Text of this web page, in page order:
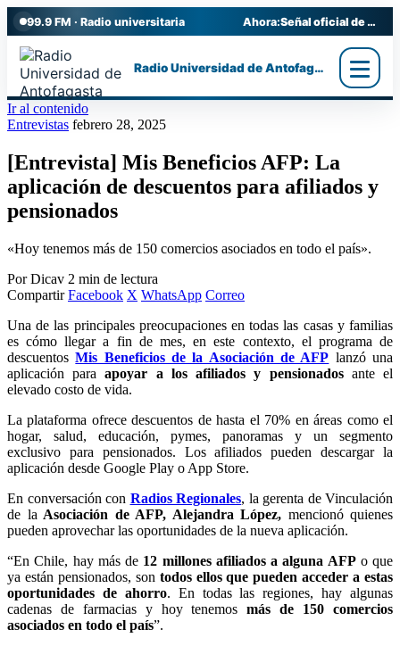
99.9 FM · Radio universitaria Ahora: Señal oficial de Radio UA
Radio Universidad de Antofagasta
Ir al contenido
Entrevistas febrero 28, 2025
[Entrevista] Mis Beneficios AFP: La
aplicación de descuentos para afiliados y
pensionados
«Hoy tenemos más de 150 comercios asociados en todo el país».
Por Dicav 2 min de lectura
Compartir Facebook X WhatsApp Correo
Una de las principales preocupaciones en todas las casas y familias
es cómo llegar a fin de mes, en este contexto, el programa de
descuentosMis Beneficios de la Asociación de AFP lanzó una
aplicación paraapoyar a los afiliados y pensionadosante el
elevado costo de vida.
La plataforma ofrece descuentos de hasta el 70% en áreas como el
hogar, salud, educación, pymes, panoramas y un segmento
exclusivo para pensionados. Los afiliados pueden descargar la
aplicación desde Google Play o App Store.
En conversación con Radios Regionales, la gerenta de Vinculación
de la Asociación de AFP, Alejandra López, mencionó quienes
pueden aprovechar las oportunidades de la nueva aplicación.
“En Chile, hay más de 12 millones afiliados a alguna AFPo que
ya están pensionados, son todos ellos que pueden acceder a estas
oportunidades de ahorro. En todas las regiones, hay algunas
cadenas de farmacias y hoy tenemosmás de 150 comercios
asociados en todo el país”.